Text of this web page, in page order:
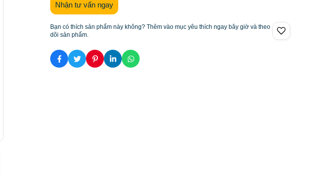
Nhận tư vấn ngay
Bạn có thích sản phẩm này không? Thêm vào mục yêu thích ngay bây giờ và theo
dõi sản phẩm.